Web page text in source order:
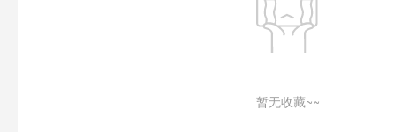
暂无收藏~~